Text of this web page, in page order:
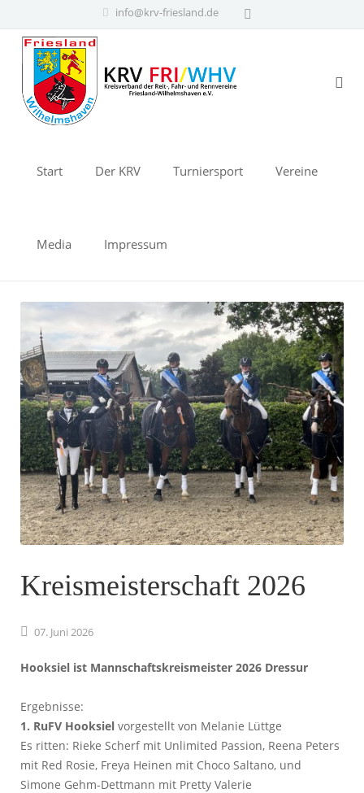
info@krv-friesland.de
Start Der KRV Turniersport Vereine
Media Impressum
Kreismeisterschaft 2026
07. Juni 2026
Hooksiel ist Mannschaftskreismeister 2026 Dressur
Ergebnisse:
1. RuFV Hooksiel vorgestellt von Melanie Lüttge
Es ritten: Rieke Scherf mit Unlimited Passion, Reena Peters
mit Red Rosie, Freya Heinen mit Choco Saltano, und
Simone Gehm-Dettmann mit Pretty Valerie